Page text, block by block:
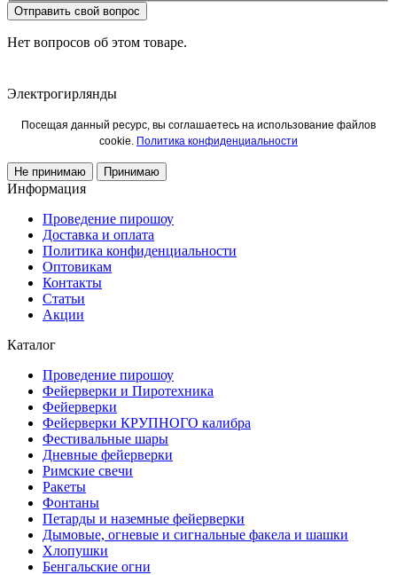
Отправить свой вопрос
Нет вопросов об этом товаре.
Электрогирлянды
Посещая данный ресурс, вы соглашаетесь на использование файлов
cookie. Политика конфиденциальности
Не принимаю Принимаю
Информация
Проведение пирошоу
Доставка и оплата
Политика конфиденциальности
Оптовикам
Контакты
Статьи
Акции
Каталог
Проведение пирошоу
Фейерверки и Пиротехника
Фейерверки
Фейерверки КРУПНОГО калибра
Фестивальные шары
Дневные фейерверки
Римские свечи
Ракеты
Фонтаны
Петарды и наземные фейерверки
Дымовые, огневые и сигнальные факела и шашки
Хлопушки
Бенгальские огни